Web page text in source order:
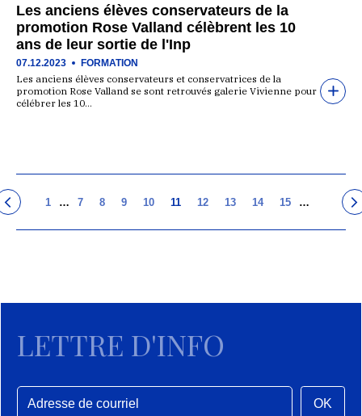
Les anciens élèves conservateurs de la
promotion Rose Valland célèbrent les 10
ans de leur sortie de l'Inp
07.12.2023 FORMATION
Les anciens élèves conservateurs et conservatrices de la
promotion Rose Valland se sont retrouvés galerie Vivienne pour
célébrer les 10…
1 … 7 8 9 10 11 12 13 14 15 …
LETTRE D'INFO
OK